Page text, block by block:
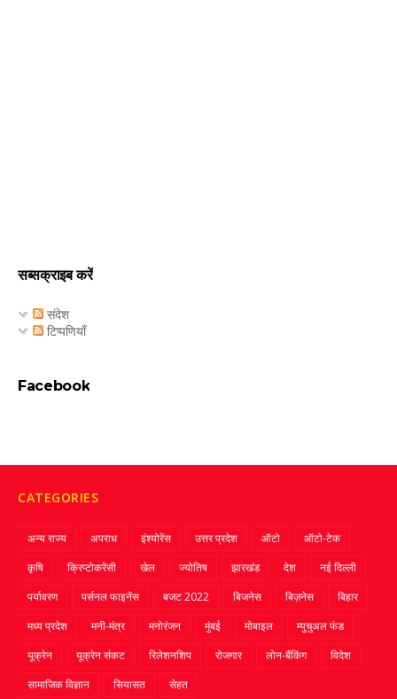
सब्सक्राइब करें
संदेश
टिप्पणियाँ
Facebook
CATEGORIES
अन्य राज्य अपराध इंश्योरेंस उत्तर प्रदेश ऑटो
ऑटो-टेक
कृषि
क्रिप्‍टोकरेंसी खेल ज्‍योतिष झारखंड देश
नई दिल्ली
पर्यावरण
पर्सनल फाइनेंस बजट 2022 बिजनेस बिज़नेस
बिहार
मध्य प्रदेश
मनी-मंत्र मनोरंजन मुंबई मोबाइल
म्‍युचुअल फंड
यूक्रेन
यूक्रेन संकट रिलेशनशिप रोजगार लोन-बैंकिंग
विदेश
सामाजिक विज्ञान
सियासत सेहत